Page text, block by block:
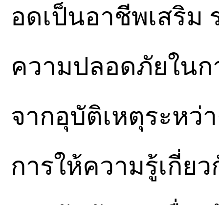
อดเป็นอาชีพเสริม
ความปลอดภัยในก
จากอุบัติเหตุระหว่
การให้ความรู้เกี่ย